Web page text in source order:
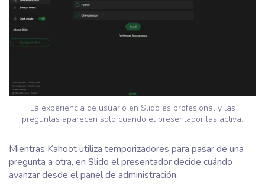
La experiencia de usuario en Slido es profesional y las
preguntas aparecen solo cuando el presentador las activa.
Mientras Kahoot utiliza temporizadores para pasar de una
pregunta a otra, en Slido el presentador decide cuándo
avanzar desde el panel de administración.